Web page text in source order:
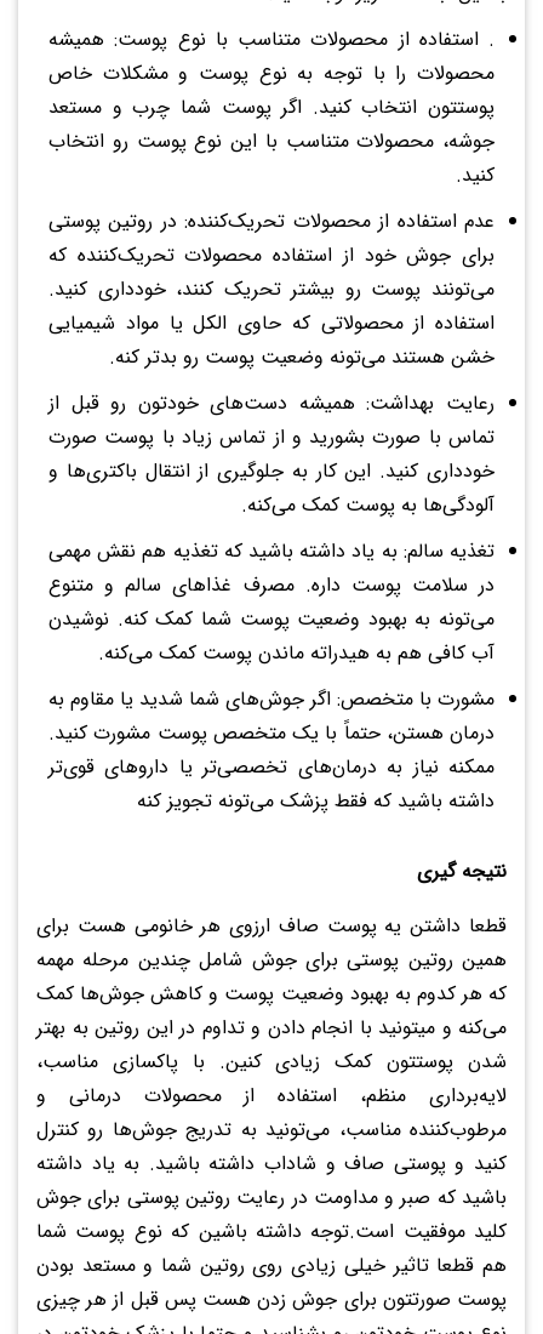
. استفاده از محصولات متناسب با نوع پوست: همیشه
محصولات را با توجه به نوع پوست و مشکلات خاص
پوستتون انتخاب کنید. اگر پوست شما چرب و مستعد
جوشه، محصولات متناسب با این نوع پوست رو انتخاب
کنید.
عدم استفاده از محصولات تحریک‌کننده: در روتین پوستی
برای جوش خود از استفاده محصولات تحریک‌کننده که
می‌تونند پوست رو بیشتر تحریک کنند، خودداری کنید.
استفاده از محصولاتی که حاوی الکل یا مواد شیمیایی
خشن هستند می‌تونه وضعیت پوست رو بدتر کنه.
رعایت بهداشت: همیشه دست‌های خودتون رو قبل از
تماس با صورت بشورید و از تماس زیاد با پوست صورت
خودداری کنید. این کار به جلوگیری از انتقال باکتری‌ها و
آلودگی‌ها به پوست کمک می‌کنه.
تغذیه سالم: به یاد داشته باشید که تغذیه هم نقش مهمی
در سلامت پوست داره. مصرف غذاهای سالم و متنوع
می‌تونه به بهبود وضعیت پوست شما کمک کنه. نوشیدن
آب کافی هم به هیدراته ماندن پوست کمک می‌کنه.
مشورت با متخصص: اگر جوش‌های شما شدید یا مقاوم به
درمان هستن، حتماً با یک متخصص پوست مشورت کنید.
ممکنه نیاز به درمان‌های تخصصی‌تر یا داروهای قوی‌تر
داشته باشید که فقط پزشک می‌تونه تجویز کنه
نتیجه گیری
قطعا داشتن یه پوست صاف ارزوی هر خانومی هست برای
همین روتین پوستی برای جوش شامل چندین مرحله مهمه
که هر کدوم به بهبود وضعیت پوست و کاهش جوش‌ها کمک
می‌کنه و میتونید با انجام دادن و تداوم در این روتین به بهتر
شدن پوستتون کمک زیادی کنین. با پاکسازی مناسب،
لایه‌برداری منظم، استفاده از محصولات درمانی و
مرطوب‌کننده مناسب، می‌تونید به تدریج جوش‌ها رو کنترل
کنید و پوستی صاف و شاداب داشته باشید. به یاد داشته
باشید که صبر و مداومت در رعایت روتین پوستی برای جوش
کلید موفقیت است.توجه داشته باشین که نوع پوست شما
هم قطعا تاثیر خیلی زیادی روی روتین شما و مستعد بودن
پوست صورتتون برای جوش زدن هست پس قبل از هر چیزی